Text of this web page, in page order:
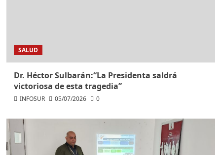
SALUD
Dr. Héctor Sulbarán:“La Presidenta saldrá
victoriosa de esta tragedia”
INFOSUR 05/07/2026 0